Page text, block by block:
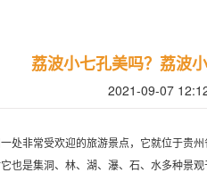
荔波小七孔美吗？荔波
2021-09-07
处非常受欢迎的旅游景点，它就位于贵
也是集洞、林、湖、瀑、石、水多种景